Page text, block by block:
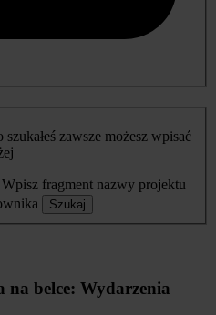
szukałeś zawsze możesz wpisać
Wpisz fragment nazwy projektu
Szukaj
belce: Wydarzenia